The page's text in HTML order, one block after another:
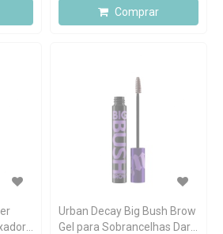
Comprar
Urban Decay Big Bush Brow
Gel para Sobrancelhas Dark